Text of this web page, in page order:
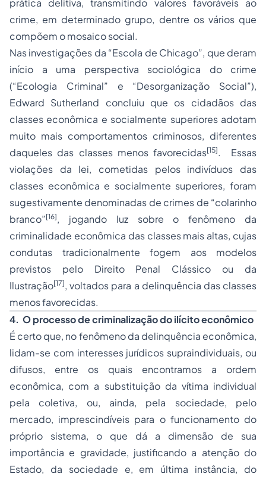
prática delitiva, transmitindo valores favoráveis ao
crime, em determinado grupo, dentre os vários que
compõem o mosaico social.
Nas investigações da “Escola de Chicago”, que deram
início a uma perspectiva sociológica do crime
(“Ecologia Criminal” e “Desorganização Social”),
Edward Sutherland concluiu que os cidadãos das
classes econômica e socialmente superiores adotam
muito mais comportamentos criminosos, diferentes
daqueles das classes menos favorecidas[15]. Essas
violações da lei, cometidas pelos indivíduos das
classes econômica e socialmente superiores, foram
sugestivamente denominadas de crimes de “colarinho
branco”[16], jogando luz sobre o fenômeno da
criminalidade econômica das classes mais altas, cujas
condutas tradicionalmente fogem aos modelos
previstos pelo Direito Penal Clássico ou da
Ilustração[17], voltados para a delinquência das classes
menos favorecidas.
4. O processo de criminalização do ilícito econômico
É certo que, no fenômeno da delinquência econômica,
lidam-se com interesses jurídicos supraindividuais, ou
difusos, entre os quais encontramos a ordem
econômica, com a substituição da vítima individual
pela coletiva, ou, ainda, pela sociedade, pelo
mercado, imprescindíveis para o funcionamento do
próprio sistema, o que dá a dimensão de sua
importância e gravidade, justificando a atenção do
Estado, da sociedade e, em última instância, do